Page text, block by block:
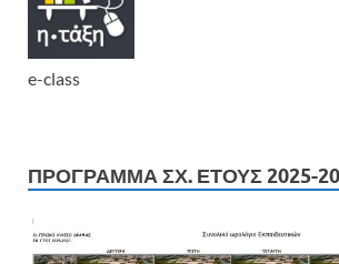
e-class
ΠΡΟΓΡΑΜΜΑ ΣΧ. ΕΤΟΥΣ 2025-